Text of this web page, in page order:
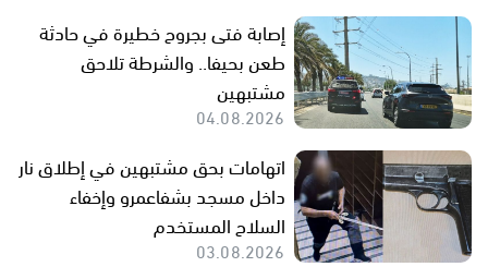
إصابة فتى بجروح خطيرة في حادثة
طعن بحيفا.. والشرطة تلاحق
مشتبهين
04.08.2026
اتهامات بحق مشتبهين في إطلاق نار
داخل مسجد بشفاعمرو وإخفاء
السلاح المستخدم
03.08.2026